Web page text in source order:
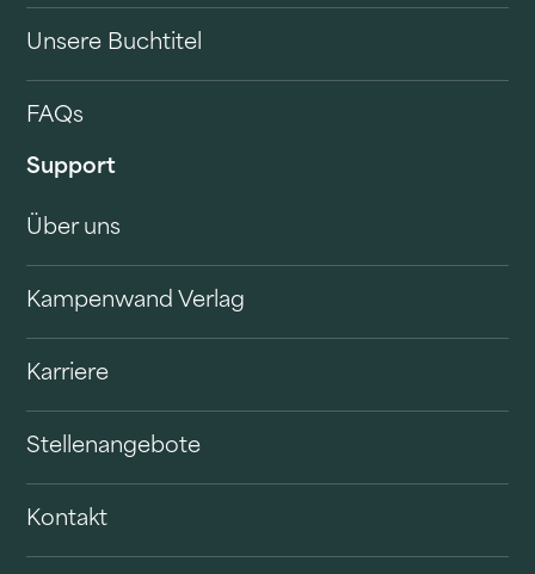
Unsere Buchtitel
FAQs
Support
Über uns
Kampenwand Verlag
Karriere
Stellenangebote
Kontakt